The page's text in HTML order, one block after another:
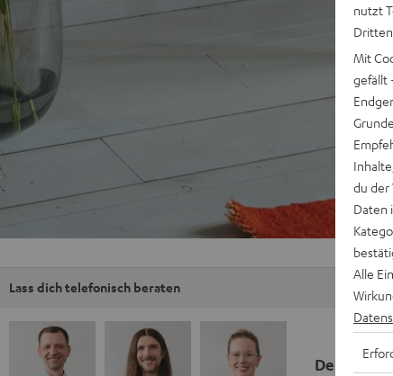
Lass dich telefonisch beraten
Deine
nutzt
Mit
gefällt
du der
Daten
Alle